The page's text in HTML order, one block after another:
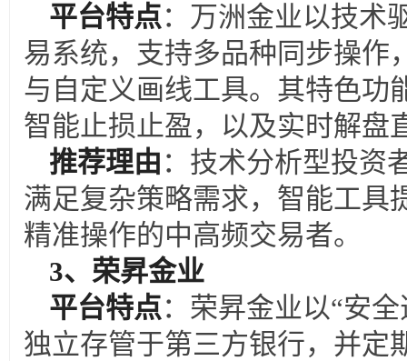
平台特点：万洲金业以技术
易系统，支持多品种同步操作
与自定义画线工具。其特色功
智能止损止盈，以及实时解盘
推荐理由 ：技术分析型投资
满足复杂策略需求，智能工具
精准操作的中高频交易者。
3、荣昇金业
平台特点：荣昇金业以“安
独立存管于第三方银行，并定